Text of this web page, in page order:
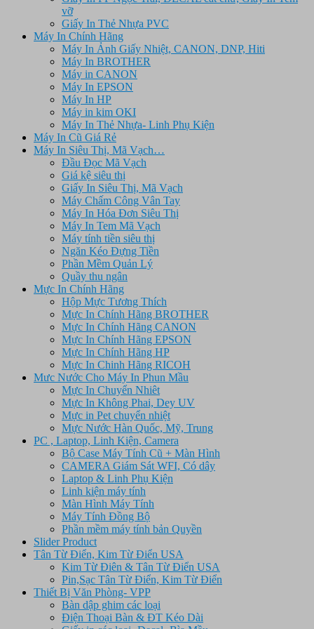
vỡ
Giấy In Thẻ Nhựa PVC
Máy In Chính Hãng
Máy In Ảnh Giấy Nhiệt, CANON, DNP, Hiti
Máy In BROTHER
Máy in CANON
Máy In EPSON
Máy In HP
Máy in kim OKI
Máy In Thẻ Nhựa- Linh Phụ Kiện
Máy In Cũ Giá Rẻ
Máy In Siêu Thị, Mã Vạch…
Đầu Đọc Mã Vạch
Giá kệ siêu thị
Giấy In Siêu Thị, Mã Vạch
Máy Chấm Công Vân Tay
Máy In Hóa Đơn Siêu Thị
Máy In Tem Mã Vạch
Máy tính tiền siêu thị
Ngăn Kéo Đựng Tiền
Phần Mềm Quản Lý
Quầy thu ngân
Mực In Chính Hãng
Hộp Mực Tương Thích
Mực In Chính Hãng BROTHER
Mực In Chính Hãng CANON
Mực In Chính Hãng EPSON
Mực In Chính Hãng HP
Mực In Chinh Hãng RICOH
Mưc Nước Cho Máy In Phun Mầu
Mực In Chuyển Nhiêt
Mực In Không Phai, Dey UV
Mực in Pet chuyển nhiệt
Mực Nước Hàn Quốc, Mỹ, Trung
PC , Laptop, Linh Kiện, Camera
Bộ Case Máy Tính Cũ + Màn Hình
CAMERA Giám Sát WFI, Có dây
Laptop & Linh Phụ Kiện
Linh kiện máy tính
Màn Hình Máy Tính
Máy Tính Đồng Bộ
Phần mềm máy tính bản Quyền
Slider Product
Tân Từ Điển, Kim Từ Điển USA
Kim Từ Điên & Tân Từ Điển USA
Pin,Sạc Tân Từ Điển, Kim Từ Điển
Thiết Bị Văn Phòng- VPP
Bàn dập ghim các loại
Điện Thoại Bàn & ĐT Kéo Dài